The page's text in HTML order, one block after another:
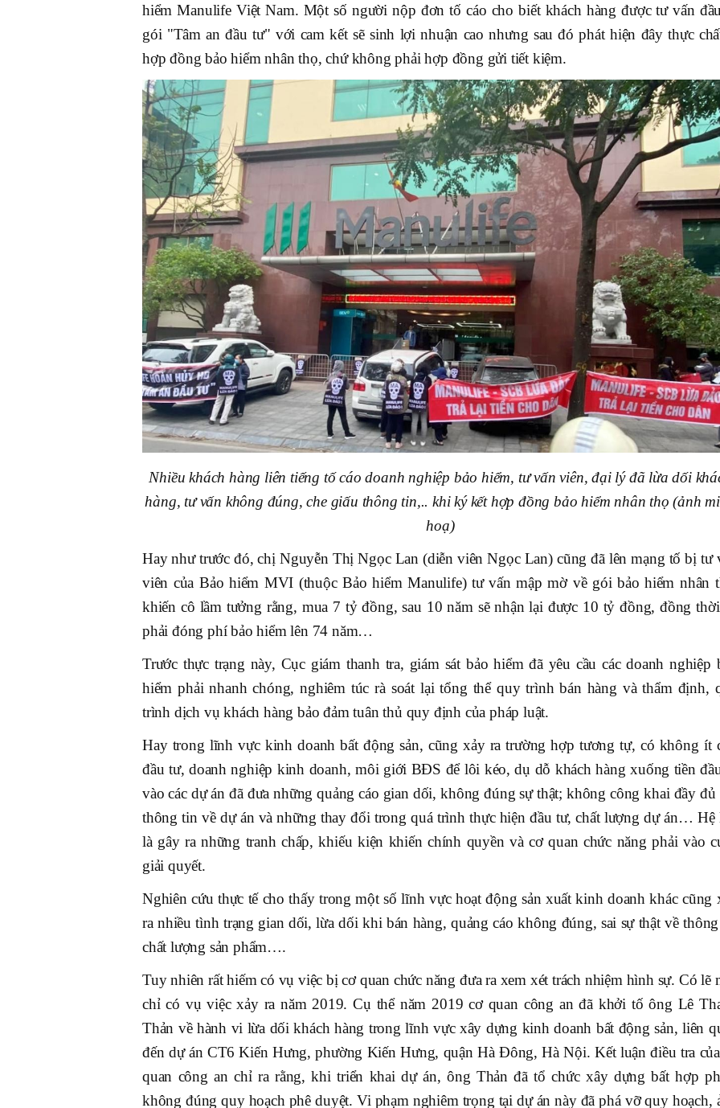
hiểm Manulife Việt Nam. Một số người nộp đơn tố cáo cho biết khách hàng được tư vấn
gói "Tâm an đầu tư" với cam kết sẽ sinh lợi nhuận cao nhưng sau đó phát hiện đây thực
hợp đồng bảo hiểm nhân thọ, chứ không phải hợp đồng gửi tiết kiệm.
Nhiều khách hàng liên tiếng tố cáo doanh nghiệp bảo hiểm, tư vấn viên, đại lý đã lừa dối
hàng, tư vấn không đúng, che giấu thông tin,.. khi ký kết hợp đồng bảo hiểm nhân thọ (ảnh
hoạ)
Hay như trước đó, chị Nguyễn Thị Ngọc Lan (diễn viên Ngọc Lan) cũng đã lên mạng tố bị tư
viên của Bảo hiểm MVI (thuộc Bảo hiểm Manulife) tư vấn mập mờ về gói bảo hiểm nhân
khiến cô lầm tưởng rằng, mua 7 tỷ đồng, sau 10 năm sẽ nhận lại được 10 tỷ đồng, đồng
phải đóng phí bảo hiểm lên 74 năm…
Trước thực trạng này, Cục giám thanh tra, giám sát bảo hiểm đã yêu cầu các doanh nghiệp
hiểm phải nhanh chóng, nghiêm túc rà soát lại tổng thể quy trình bán hàng và thẩm định,
trình dịch vụ khách hàng bảo đảm tuân thủ quy định của pháp luật.
Hay trong lĩnh vực kinh doanh bất động sản, cũng xảy ra trường hợp tương tự, có không ít
đầu tư, doanh nghiệp kinh doanh, môi giới BĐS để lôi kéo, dụ dỗ khách hàng xuống tiền
vào các dự án đã đưa những quảng cáo gian dối, không đúng sự thật; không công khai đầy đủ
thông tin về dự án và những thay đổi trong quá trình thực hiện đầu tư, chất lượng dự án… Hệ
là gây ra những tranh chấp, khiếu kiện khiến chính quyền và cơ quan chức năng phải vào
giải quyết.
Nghiên cứu thực tế cho thấy trong một số lĩnh vực hoạt động sản xuất kinh doanh khác cũng
ra nhiều tình trạng gian dối, lừa dối khi bán hàng, quảng cáo không đúng, sai sự thật về
chất lượng sản phẩm….
Tuy nhiên rất hiếm có vụ việc bị cơ quan chức năng đưa ra xem xét trách nhiệm hình sự. Có lẽ
chỉ có vụ việc xảy ra năm 2019. Cụ thể năm 2019 cơ quan công an đã khởi tố ông Lê
Thản về hành vi lừa dối khách hàng trong lĩnh vực xây dựng kinh doanh bất động sản, liên
đến dự án CT6 Kiến Hưng, phường Kiến Hưng, quận Hà Đông, Hà Nội. Kết luận điều tra
quan công an chỉ ra rằng, khi triển khai dự án, ông Thản đã tổ chức xây dựng bất hợp
không đúng quy hoạch phê duyệt. Vi phạm nghiêm trọng tại dự án này đã phá vỡ quy hoạch,